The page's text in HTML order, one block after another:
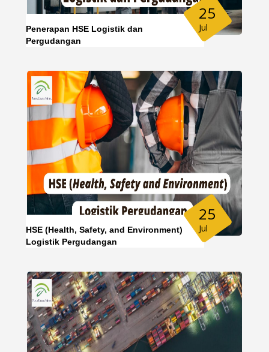
Penerapan HSE Logistik dan
Pergudangan
25
Jul
HSE (Health, Safety, and Environment)
Logistik Pergudangan
25
Jul